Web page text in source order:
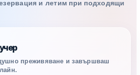
и летим при подходящи
преживяване и завършваш